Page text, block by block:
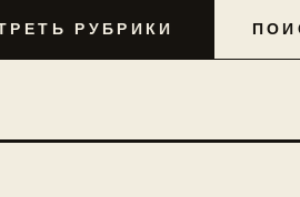
РУБРИКИ